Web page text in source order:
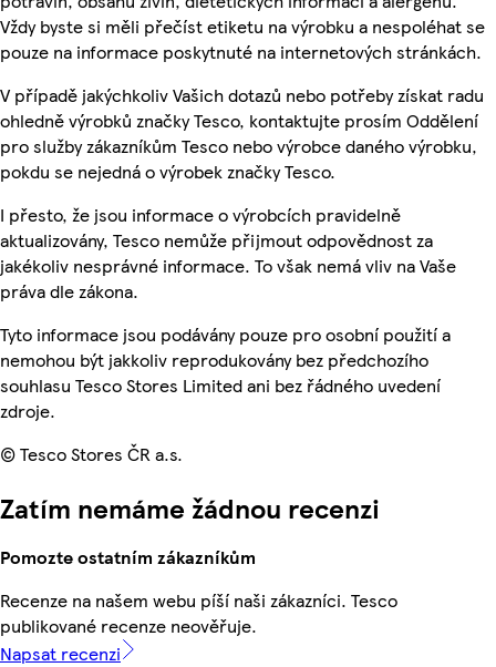
Vždy byste si měli přečíst etiketu na výrobku a nespoléhat se
pouze na informace poskytnuté na internetových stránkách.
V případě jakýchkoliv Vašich dotazů nebo potřeby získat radu
ohledně výrobků značky Tesco, kontaktujte prosím Oddělení
pro služby zákazníkům Tesco nebo výrobce daného výrobku,
pokdu se nejedná o výrobek značky Tesco.
I přesto, že jsou informace o výrobcích pravidelně
aktualizovány, Tesco nemůže přijmout odpovědnost za
jakékoliv nesprávné informace. To však nemá vliv na Vaše
práva dle zákona.
Tyto informace jsou podávány pouze pro osobní použití a
nemohou být jakkoliv reprodukovány bez předchozího
souhlasu Tesco Stores Limited ani bez řádného uvedení
zdroje.
© Tesco Stores ČR a.s.
Zatím nemáme žádnou recenzi
Pomozte ostatním zákazníkům
Recenze na našem webu píší naši zákazníci. Tesco
publikované recenze neověřuje.
Napsat recenzi